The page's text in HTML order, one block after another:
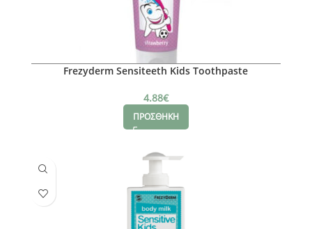
Frezyderm Sensiteeth Kids Toothpaste
4.88€
ΠΡΟΣΘΗΚΗ